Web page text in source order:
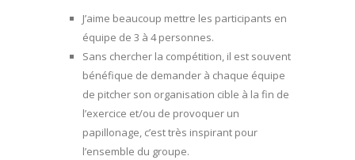
J’aime beaucoup mettre les participants en
équipe de 3 à 4 personnes.
Sans chercher la compétition, il est souvent
bénéfique de demander à chaque équipe
de pitcher son organisation cible à la fin de
l’exercice et/ou de provoquer un
papillonage, c’est très inspirant pour
l’ensemble du groupe.